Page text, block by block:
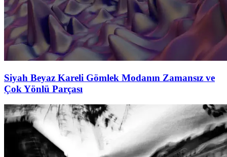
Siyah Beyaz Kareli Gömlek Modanın Zamansız ve
Çok Yönlü Parçası